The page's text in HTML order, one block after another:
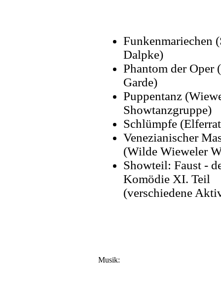
Funkenmariechen
Dalpke)
Phantom der Oper
Garde)
Puppentanz
Showtanzgruppe)
Schlümpfe
Venezianischer
(Wilde Wieweler
Showteil: Faust -
Komödie XI. Teil
(verschiedene
Musik: